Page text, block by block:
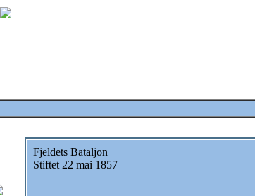
Fjeldets Bataljon
Stiftet 22 mai 1857